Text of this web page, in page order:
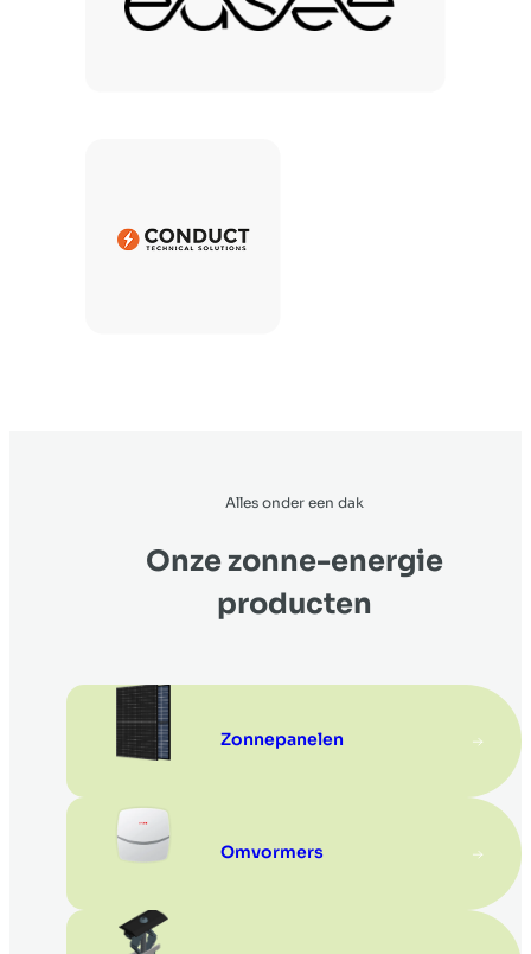
Alles onder een dak
Onze zonne-energie
producten
Zonnepanelen
Omvormers